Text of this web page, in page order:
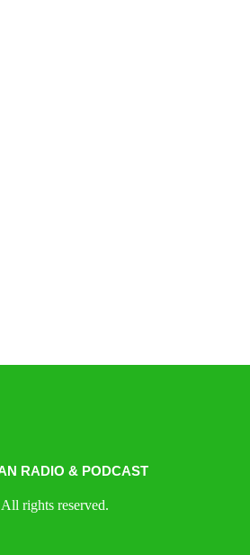
RADIO & PODCAST
rights reserved.